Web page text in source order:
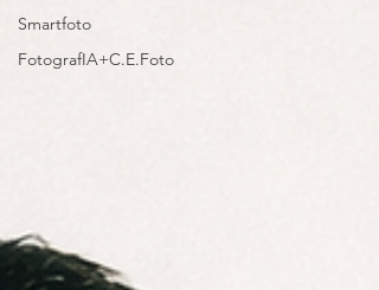
Smartfoto
FotografIA+C.E.Foto